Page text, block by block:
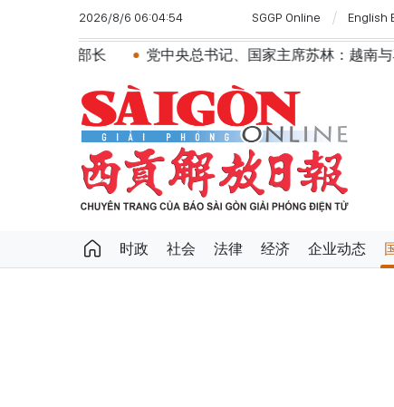
2026/8/6 06:04:54 SGGP Online English
党中央总书记、国家主席苏林：越南与马来西亚关系
时政 社会 法律 经济 企业动态